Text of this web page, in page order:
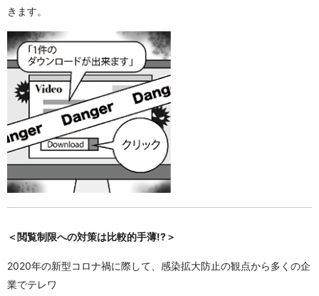
きます。
＜閲覧制限への対策は比較的手薄!?＞
2020年の新型コロナ禍に際して、感染拡大防止の観点から多くの企
業でテレワ